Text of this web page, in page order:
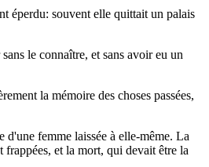
éperdu: souvent elle quittait un palais
le connaître, et sans avoir eu un
la mémoire des choses passées,
femme laissée à elle-même. La
et la mort, qui devait être la